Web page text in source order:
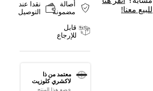
للبيع معنا!
أصالة
مضمونة
نقدا عند
التوصيل
قابل
للإرجاع
معتمد من ذا
لاكشري كلوزيت
خضع هذا المنتج